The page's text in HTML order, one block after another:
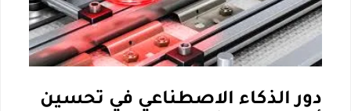
دور الذكاء الاصطناعي في تحسين